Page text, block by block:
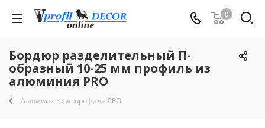
0
Бордюр разделительный П-
образный 10-25 мм профиль из
алюминия PRO
Алюминиевые профили PRO